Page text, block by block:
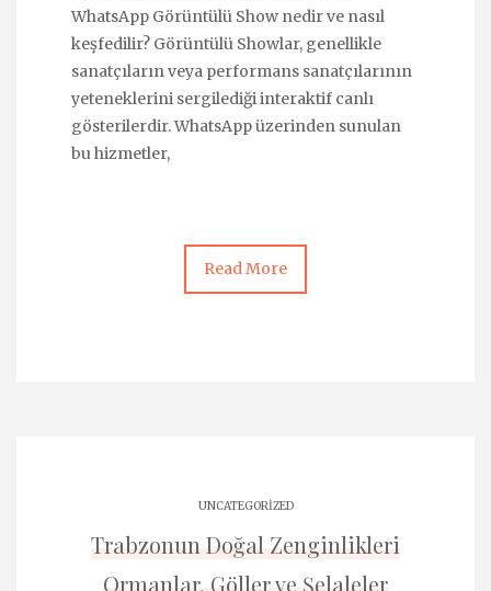
WhatsApp Görüntülü Show nedir ve nasıl
keşfedilir? Görüntülü Showlar, genellikle
sanatçıların veya performans sanatçılarının
yeteneklerini sergilediği interaktif canlı
gösterilerdir. WhatsApp üzerinden sunulan
bu hizmetler,
Read More
UNCATEGORIZED
Trabzonun Doğal Zenginlikleri
Ormanlar, Göller ve Şelaleler